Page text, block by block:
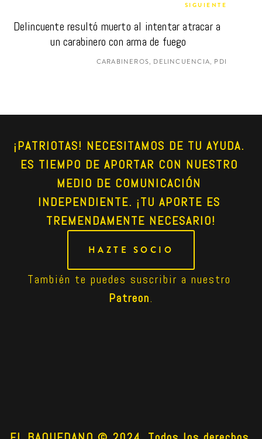
SIGUIENTE
Delincuente resultó muerto al intentar atracar a
un carabinero con arma de fuego
CARABINEROS, DELINCUENCIA, PDI
¡PATRIOTAS! NECESITAMOS DE TU AYUDA.
ES TIEMPO DE APORTAR CON NUESTRO
MEDIO DE COMUNICACIÓN
INDEPENDIENTE. ¡TU APORTE ES
TREMENDAMENTE NECESARIO!
HAZTE SOCIO
Patreon.